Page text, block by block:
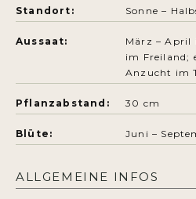
Standort: Sonne –
Aussaat:
März – April
im Freiland;
Anzucht im
Pflanzabstand: 30 cm
Blüte: Juni –
ALLGEMEINE INFOS